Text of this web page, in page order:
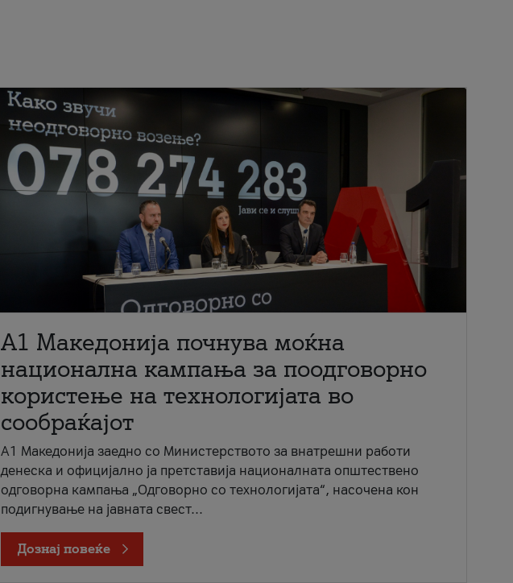
A1 Македонија почнува моќна
национална кампања за поодговорно
користење на технологијата во
сообраќајот
A1 Македонија заедно со Министерството за внатрешни работи
денеска и официјално ја претставија националната општествено
одговорна кампања „Одговорно со технологијата“, насочена кон
подигнување на јавната свест...
Дознај повеќе